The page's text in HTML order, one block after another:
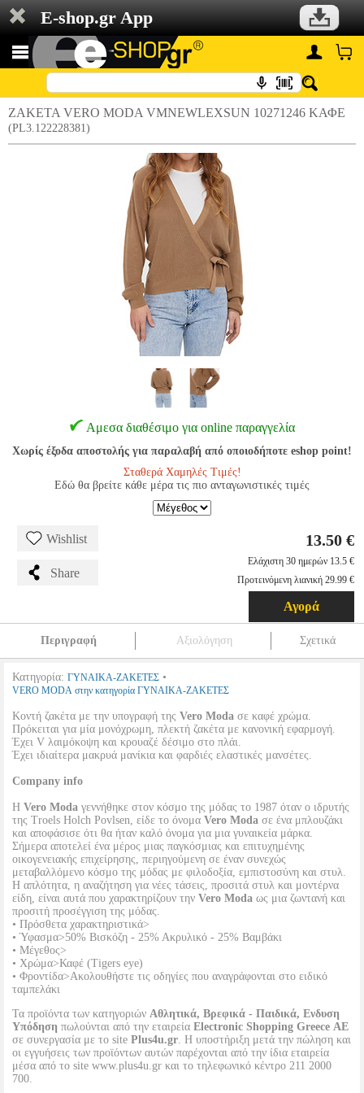
E-shop.gr App
ΖΑΚΕΤΑ VERO MODA VMNEWLEXSUN 10271246 ΚΑΦΕ
(PL3.122228381)
Αμεσα διαθέσιμο για online παραγγελία
Χωρίς έξοδα αποστολής για παραλαβή από οποιοδήποτε eshop point!
Σταθερά Χαμηλές Τιμές!
Εδώ θα βρείτε κάθε μέρα τις πιο ανταγωνιστικές τιμές
Wishlist
Share
13.50 €
Ελάχιστη 30 ημερών 13.5 €
Προτεινόμενη λιανική 29.99 €
Αγορά
Περιγραφή Αξιολόγηση Σχετικά
Κατηγορία: ΓΥΝΑΙΚΑ-ΖΑΚΕΤΕΣ •
VERO MODA στην κατηγορία ΓΥΝΑΙΚΑ-ΖΑΚΕΤΕΣ
Κοντή ζακέτα με την υπογραφή της Vero Moda σε καφέ χρώμα.
Πρόκειται για μία μονόχρωμη, πλεκτή ζακέτα με κανονική εφαρμογή.
Έχει V λαιμόκοψη και κρουαζέ δέσιμο στο πλάι.
Έχει ιδιαίτερα μακρυά μανίκια και φαρδιές ελαστικές μανσέτες.
Company info
Η Vero Moda γεννήθηκε στον κόσμο της μόδας το 1987 όταν ο ιδρυτής
της Troels Holch Povlsen, είδε το όνομα Vero Moda σε ένα μπλουζάκι
και αποφάσισε ότι θα ήταν καλό όνομα για μια γυναικεία μάρκα.
Σήμερα αποτελεί ένα μέρος μιας παγκόσμιας και επιτυχημένης
οικογενειακής επιχείρησης, περιηγούμενη σε έναν συνεχώς
μεταβαλλόμενο κόσμο της μόδας με φιλοδοξία, εμπιστοσύνη και στυλ.
Η απλότητα, η αναζήτηση για νέες τάσεις, προσιτά στυλ και μοντέρνα
είδη, είναι αυτά που χαρακτηρίζουν την Vero Moda ως μια ζωντανή και
προσιτή προσέγγιση της μόδας.
• Πρόσθετα χαρακτηριστικά>
• Ύφασμα>50% Βισκόζη - 25% Ακρυλικό - 25% Βαμβάκι
• Μέγεθος>
• Χρώμα>Καφέ (Tigers eye)
• Φροντίδα>Ακολουθήστε τις οδηγίες που αναγράφονται στο ειδικό
ταμπελάκι
Τα προϊόντα των κατηγοριών Αθλητικά, Βρεφικά - Παιδικά, Ενδυση
Υπόδηση πωλούνται από την εταιρεία Electronic Shopping Greece ΑΕ
σε συνεργασία με το site Plus4u.gr. Η υποστήριξη μετά την πώληση και
οι εγγυήσεις των προϊόντων αυτών παρέχονται από την ίδια εταιρεία
μέσα από το site www.plus4u.gr και το τηλεφωνικό κέντρο 211 2000
700.